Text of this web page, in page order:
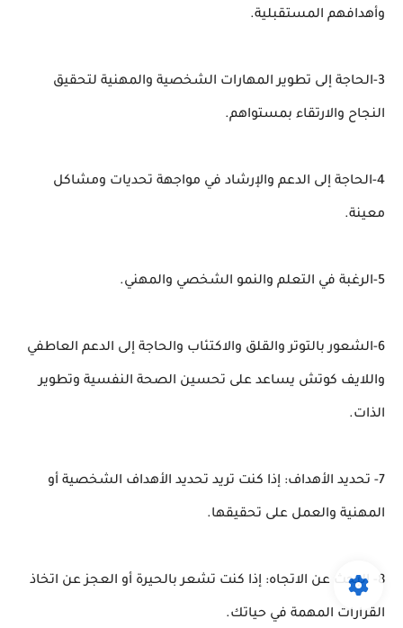
وأهدافهم المستقبلية.
3-الحاجة إلى تطوير المهارات الشخصية والمهنية لتحقيق
النجاح والارتقاء بمستواهم.
4-الحاجة إلى الدعم والإرشاد في مواجهة تحديات ومشاكل
معينة.
5-الرغبة في التعلم والنمو الشخصي والمهني.
6-الشعور بالتوتر والقلق والاكتئاب والحاجة إلى الدعم العاطفي
واللايف كوتش يساعد على تحسين الصحة النفسية وتطوير
الذات.
7- تحديد الأهداف: إذا كنت تريد تحديد الأهداف الشخصية أو
المهنية والعمل على تحقيقها.
8- البحث عن الاتجاه: إذا كنت تشعر بالحيرة أو العجز عن اتخاذ
القرارات المهمة في حياتك.